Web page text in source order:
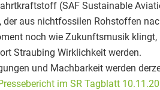
(SAF Sustainable
aus nichtfossilen Rohstoffen
noch wie Zukunftsmusik klingt,
Straubing Wirklichkeit werden.
und Machbarkeit werden
im SR Tagblatt